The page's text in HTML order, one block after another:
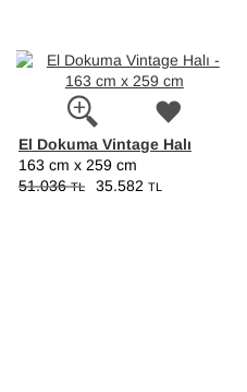
El Dokuma Vintage Halı
163 cm x 259 cm
51.036TL 35.582 TL